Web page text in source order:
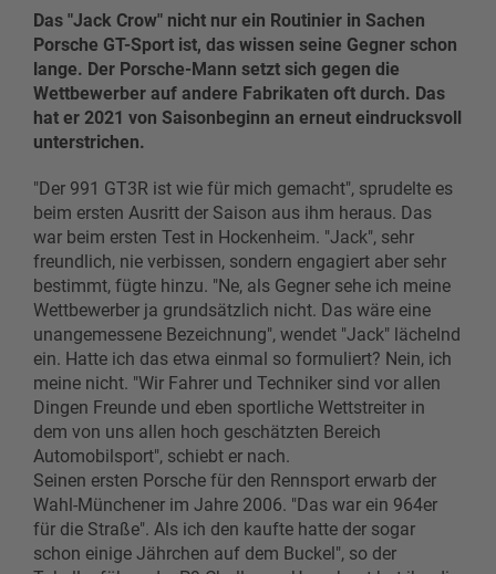
Das "Jack Crow" nicht nur ein Routinier in Sachen
Porsche GT-Sport ist, das wissen seine Gegner schon
lange. Der Porsche-Mann setzt sich gegen die
Wettbewerber auf andere Fabrikaten oft durch. Das
hat er 2021 von Saisonbeginn an erneut eindrucksvoll
unterstrichen.
"Der 991 GT3R ist wie für mich gemacht", sprudelte es
beim ersten Ausritt der Saison aus ihm heraus. Das
war beim ersten Test in Hockenheim. "Jack", sehr
freundlich, nie verbissen, sondern engagiert aber sehr
bestimmt, fügte hinzu. "Ne, als Gegner sehe ich meine
Wettbewerber ja grundsätzlich nicht. Das wäre eine
unangemessene Bezeichnung", wendet "Jack" lächelnd
ein. Hatte ich das etwa einmal so formuliert? Nein, ich
meine nicht. "Wir Fahrer und Techniker sind vor allen
Dingen Freunde und eben sportliche Wettstreiter in
dem von uns allen hoch geschätzten Bereich
Automobilsport", schiebt er nach.
Seinen ersten Porsche für den Rennsport erwarb der
Wahl-Münchener im Jahre 2006. "Das war ein 964er
für die Straße". Als ich den kaufte hatte der sogar
schon einige Jährchen auf dem Buckel", so der